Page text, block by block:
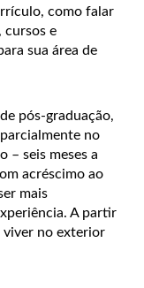
como falar
cursos e
sua área de
pós-graduação,
no
– seis meses a
acréscimo ao
mais
A partir
viver no exterior